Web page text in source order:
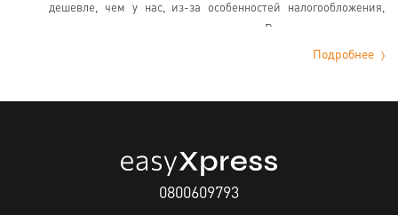
дешевле, чем у нас, из-за особенностей налогообложения,
размера рынка и политики государства. Разница в цене может
Выгодные скидки. Если у нас продавцы в «Черную пятницу»
обычно, наоборот, поднимают цены, а потом немного опускают
их, чтобы создать видимость распродажи, то в США все по-
Подробнее
0800609793